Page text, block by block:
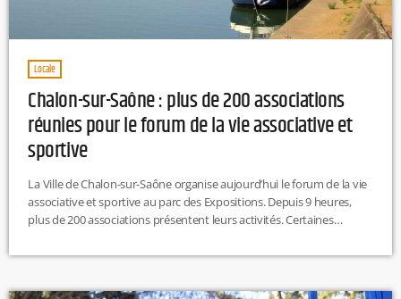
Locale
Chalon-sur-Saône : plus de 200 associations
réunies pour le forum de la vie associative et
sportive
La Ville de Chalon-sur-Saône organise aujourd’hui le forum de la vie
associative et sportive au parc des Expositions. Depuis 9 heures,
plus de 200 associations présentent leurs activités. Certaines
nouveaux sports et loisirs. M.L